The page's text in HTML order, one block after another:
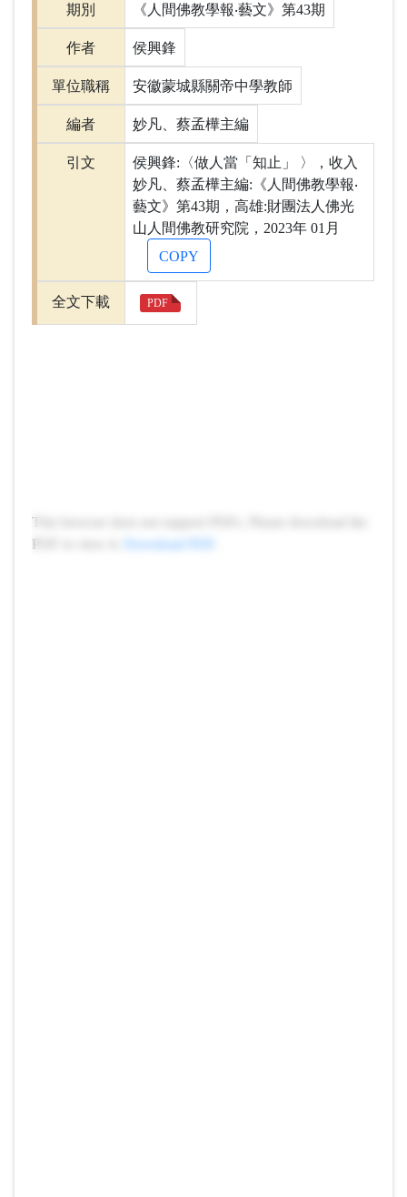
期別 《人間佛教學報‧藝文》第43期
作者 侯興鋒
單位職稱 安徽蒙城縣關帝中學教師
編者 妙凡、蔡孟樺主編
引文
侯興鋒:〈做人當「知止」 〉，收入
妙凡、蔡孟樺主編:《人間佛教學報‧
藝文》第43期，高雄:財團法人佛光
山人間佛教研究院，2023年 01月
COPY
全文下載 PDF
This browser does not support PDFs. Please download the
PDF to view it:
Download PDF